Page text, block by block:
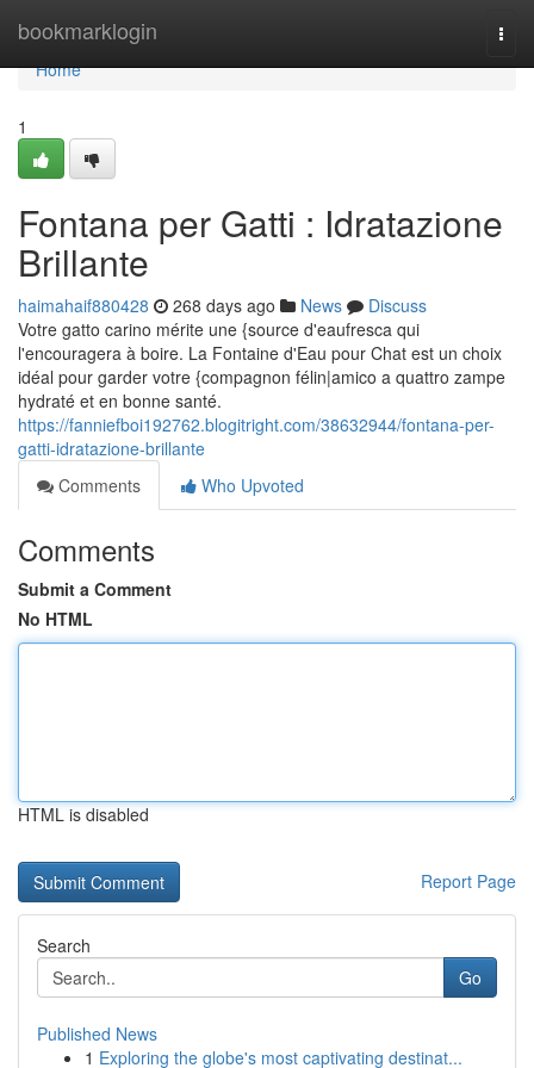
bookmarklogin
Home
Home
1
Fontana per Gatti : Idratazione
Brillante
haimahaif880428 268 days ago News
Discuss
Votre gatto carino mérite une {source d'eaufresca qui
l'encouragera à boire. La Fontaine d'Eau pour Chat est un choix
idéal pour garder votre {compagnon félin|amico a quattro zampe
hydraté et en bonne santé.
https://fanniefboi192762.blogitright.com/38632944/fontana-per-
gatti-idratazione-brillante
Comments
Who Upvoted
Comments
Submit a Comment
No HTML
HTML is disabled
Report Page
Search
Go
Published News
1 Exploring the globe's most captivating destinat...